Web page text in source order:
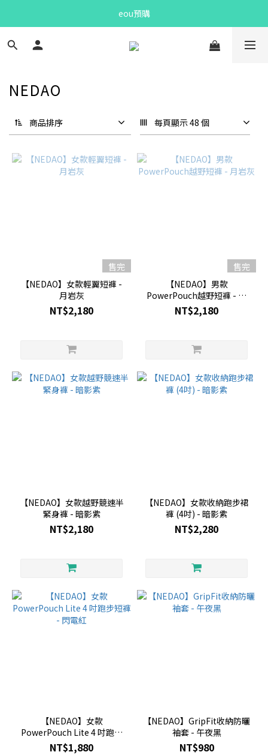
Bandit Summer
eou預購
Bandit Summer
NEDAO
商品排序 每頁顯示 48 個
售完
【NEDAO】女款輕翼短褲 -
月岩灰
NT$2,180
售完
【NEDAO】男款
PowerPouch越野短褲 - 月
岩灰
NT$2,180
【NEDAO】女款越野競速半
緊身褲 - 暗影紫
NT$2,180
【NEDAO】女款收納跑步裙
褲 (4吋) - 暗影紫
NT$2,280
【NEDAO】女款
PowerPouch Lite 4 吋跑步
短褲 - 閃電紅
NT$1,880
【NEDAO】GripFit收納防曬
袖套 - 午夜黑
NT$980